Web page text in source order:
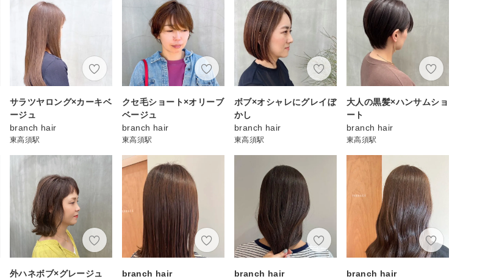
サラツヤロング×カーキベ
ージュ
branch hair
東高須駅
クセ毛ショート×オリーブ
ベージュ
branch hair
東高須駅
ボブ×オシャレにグレイぼ
かし
branch hair
東高須駅
大人の黒髪×ハンサムショ
ート
branch hair
東高須駅
外ハネボブ×グレージュ
branch hair
branch hair
branch hair